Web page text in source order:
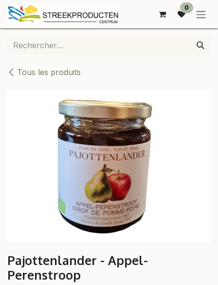
SE RENDRE AU CONTENU
0
Tous les produits
Pajottenlander - Appel-
Perenstroop